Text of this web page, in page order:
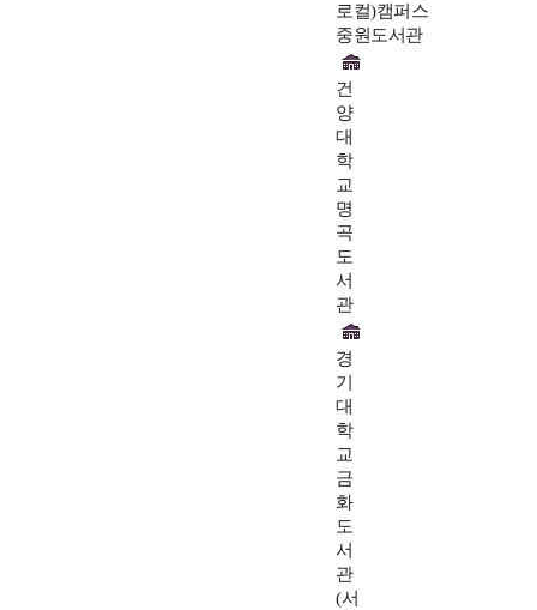
로컬)캠퍼스
중원도서관
건
양
대
학
교
명
곡
도
서
관
경
기
대
학
교
금
화
도
서
관
(서